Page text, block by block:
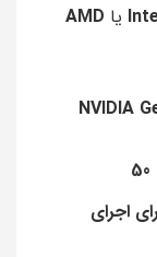
یا AMD
NVIDIA
50
اجرای